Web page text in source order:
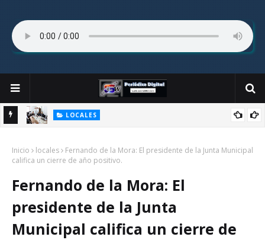
LOCALES
cesión de inmueble del Colegio Sagrado Corazón.
Inicio locales
Fernando de la Mora: El presidente de la Junta Municipal
califica un cierre de año positivo.
Fernando de la Mora: El
presidente de la Junta
Municipal califica un cierre de